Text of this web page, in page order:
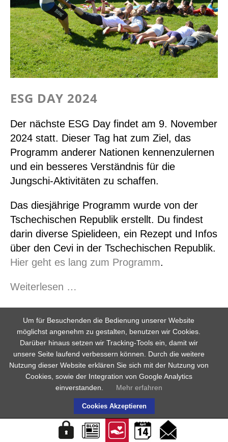
ESG DAY 2024
Der nächste ESG Day findet am 9. November
2024 statt. Dieser Tag hat zum Ziel, das
Programm anderer Nationen kennenzulernen
und ein besseres Verständnis für die
Jungschi-Aktivitäten zu schaffen.
Das diesjährige Programm wurde von der
Tschechischen Republik erstellt. Du findest
darin diverse Spielideen, ein Rezept und Infos
über den Cevi in der Tschechischen Republik.
Hier geht es lang zum Programm.
Weiterlesen …
10.09.2024 10:59
Um für Besuchenden die Bedienung unserer Website
möglichst angenehm zu gestalten, benutzen wir Cookies.
Darüber hinaus setzen wir Tracking-Tools ein, damit wir
unsere Seite laufend verbessern können. Durch die weitere
Nutzung dieser Website erklären Sie sich mit der Nutzung von
Cookies, sowie der Integration von Google Analytics
einverstanden.
Mehr erfahren
Cookies Akzeptieren